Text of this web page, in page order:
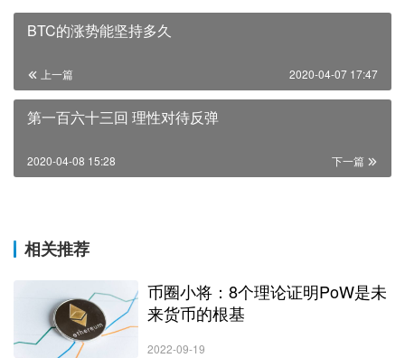
BTC的涨势能坚持多久
上一篇 2020-04-07 17:47
第一百六十三回 理性对待反弹
下一篇
2020-04-08 15:28
相关推荐
币圈小将：8个理论证明PoW是未
来货币的根基
2022-09-19